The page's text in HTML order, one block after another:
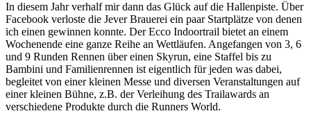
In diesem Jahr verhalf mir dann das Glück auf die Hallenpiste. Über
Facebook verloste die Jever Brauerei ein paar Startplätze von denen
ich einen gewinnen konnte. Der Ecco Indoortrail bietet an einem
Wochenende eine ganze Reihe an Wettläufen. Angefangen von 3, 6
und 9 Runden Rennen über einen Skyrun, eine Staffel bis zu
Bambini und Familienrennen ist eigentlich für jeden was dabei,
begleitet von einer kleinen Messe und diversen Veranstaltungen auf
einer kleinen Bühne, z.B. der Verleihung des Trailawards an
verschiedene Produkte durch die Runners World.